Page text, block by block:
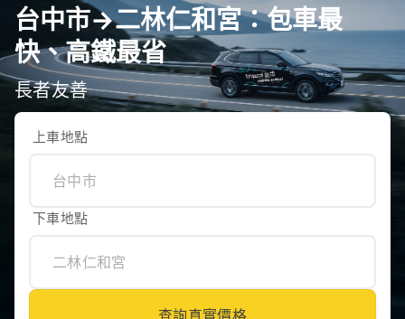
台中市→二林仁和宮：包車最
快、高鐵最省
長者友善
上車地點
下車地點